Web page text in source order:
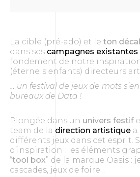
La cible (pré-ado) et le ton
dans ses campagnes existantes
fondement de notre
(éternels enfants) directeurs
… un festival de jeux de mots
bureaux de Data !
Plongée dans un univers festif
team de la direction artistique a
différents jeux dans cet esprit.
d’inspiration : les éléments
“tool box” de la marque Oasis :
cascades, jeux de foire…